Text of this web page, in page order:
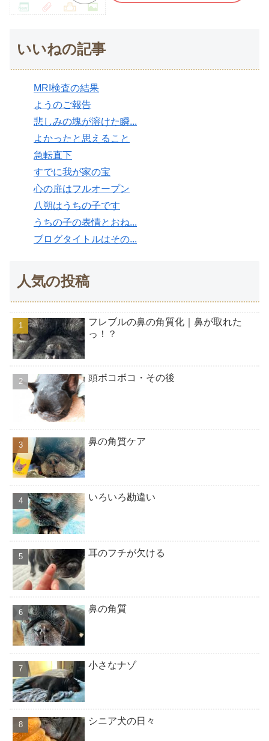
いいねの記事
MRI検査の結果
ようのご報告
悲しみの塊が溶けた瞬...
よかったと思えること
急転直下
すでに我が家の宝
心の扉はフルオープン
八朔はうちの子です
うちの子の表情とおね...
ブログタイトルはその...
人気の投稿
フレブルの鼻の角質化｜鼻が取れた
っ！？
頭ボコボコ・その後
鼻の角質ケア
いろいろ勘違い
耳のフチが欠ける
鼻の角質
小さなナゾ
シニア犬の日々